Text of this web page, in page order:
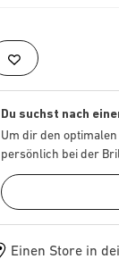
Du suchst nach
Um dir den
persönlich bei der
Einen Store in